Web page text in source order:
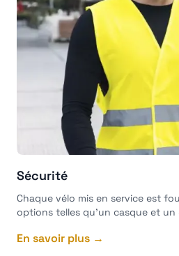
Sécurité
Chaque vélo mis en service est
options telles qu'un casque et un
En savoir plus →